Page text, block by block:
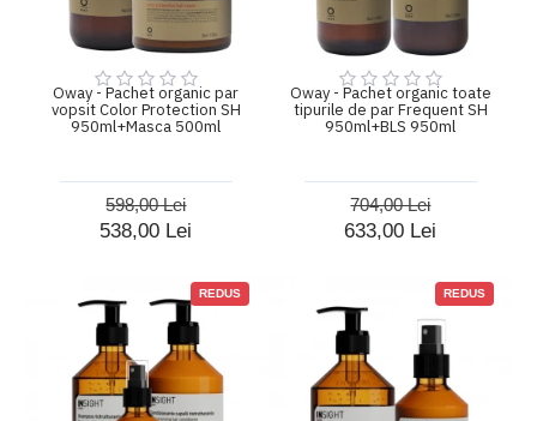
Oway - Pachet organic par
vopsit Color Protection SH
950ml+Masca 500ml
538,00 Lei
598,00 Lei
Oway - Pachet organic toate
tipurile de par Frequent SH
950ml+BLS 950ml
633,00 Lei
704,00 Lei
REDUS REDUS